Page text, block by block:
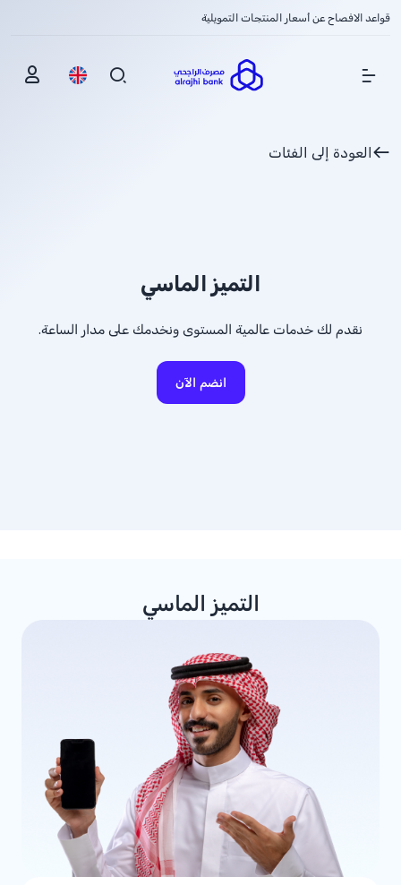
قواعد الافصاح عن أسعار المنتجات التمويلية
Show Menu
العودة إلى الفئات
التميز الماسي
نقدم لك خدمات عالمية المستوى ونخدمك على مدار الساعة.
انضم الآن
التميز الماسي